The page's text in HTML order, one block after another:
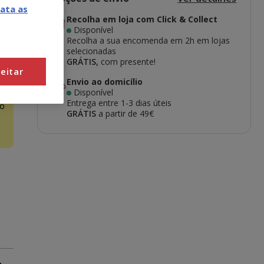
Recolha em loja com Click & Collect
Disponível
Recolha a sua encomenda em 2h em lojas
selecionadas
GRÁTIS, com presente!
Envio ao domicílio
Disponível
Entrega entre 1-3 dias úteis
GRÁTIS a partir de 49€
as